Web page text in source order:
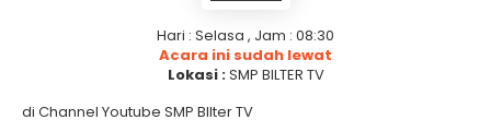
Hari : Selasa , Jam : 08:30
Acara ini sudah lewat
Lokasi :SMP BILTER TV
di Channel Youtube SMP BIlter TV